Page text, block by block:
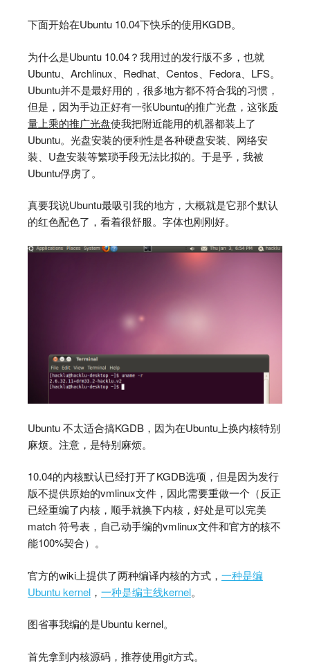
下面开始在Ubuntu 10.04下快乐的使用KGDB。
为什么是Ubuntu 10.04？我用过的发行版不多，也就
Ubuntu、Archlinux、Redhat、Centos、Fedora、LFS。
Ubuntu并不是最好用的，很多地方都不符合我的习惯，
但是，因为手边正好有一张Ubuntu的推广光盘，这张质
量上乘的推广光盘使我把附近能用的机器都装上了
Ubuntu。光盘安装的便利性是各种硬盘安装、网络安
装、U盘安装等繁琐手段无法比拟的。于是乎，我被
Ubuntu俘虏了。
真要我说Ubuntu最吸引我的地方，大概就是它那个默认
的红色配色了，看着很舒服。字体也刚刚好。
Ubuntu 不太适合搞KGDB，因为在Ubuntu上换内核特别
麻烦。注意，是特别麻烦。
10.04的内核默认已经打开了KGDB选项，但是因为发行
版不提供原始的vmlinux文件，因此需要重做一个（反正
已经重编了内核，顺手就换下内核，好处是可以完美
match 符号表，自己动手编的vmlinux文件和官方的核不
能100%契合）。
官方的wiki上提供了两种编译内核的方式， 一种是编
Ubuntu kernel ， 一种是编主线kernel。
图省事我编的是Ubuntu kernel。
首先拿到内核源码，推荐使用git方式。